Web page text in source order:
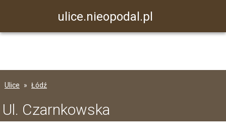
ulice.nieopodal.pl
Ulice Łódź
Ul. Czarnkowska